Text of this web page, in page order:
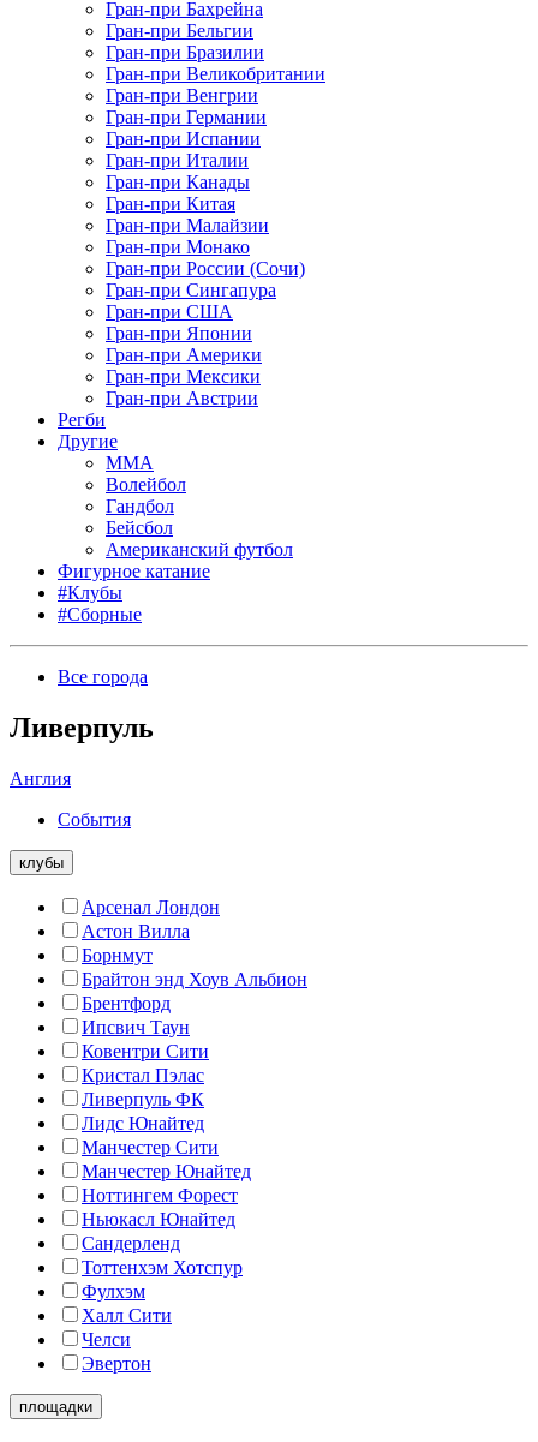
Гран-при Бахрейна
Гран-при Бельгии
Гран-при Бразилии
Гран-при Великобритании
Гран-при Венгрии
Гран-при Германии
Гран-при Испании
Гран-при Италии
Гран-при Канады
Гран-при Китая
Гран-при Малайзии
Гран-при Монако
Гран-при России (Сочи)
Гран-при Сингапура
Гран-при США
Гран-при Японии
Гран-при Америки
Гран-при Мексики
Гран-при Австрии
Регби
Другие
MMA
Волейбол
Гандбол
Бейсбол
Американский футбол
Фигурное катание
#Клубы
#Сборные
Все города
Ливерпуль
Англия
События
клубы
Арсенал Лондон
Астон Вилла
Борнмут
Брайтон энд Хоув Альбион
Брентфорд
Ипсвич Таун
Ковентри Сити
Кристал Пэлас
Ливерпуль ФК
Лидс Юнайтед
Манчестер Сити
Манчестер Юнайтед
Ноттингем Форест
Ньюкасл Юнайтед
Сандерленд
Тоттенхэм Хотспур
Фулхэм
Халл Сити
Челси
Эвертон
площадки